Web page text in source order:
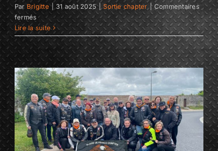
ParBrigitte | 31 août 2025 Sortie chapter | Commentaires
ferméssur
CHATEAU
GAILLARD
Lire la suite